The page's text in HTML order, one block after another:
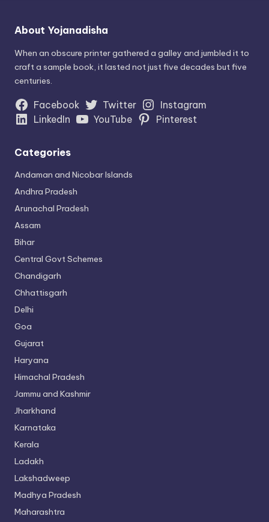
About Yojanadisha
When an obscure printer gathered a galley and jumbled it to
craft a sample book, it lasted not just five decades but five
centuries.
Facebook Twitter
Instagram
LinkedIn
YouTube Pinterest
Categories
Andaman and Nicobar Islands
Andhra Pradesh
Arunachal Pradesh
Assam
Bihar
Central Govt Schemes
Chandigarh
Chhattisgarh
Delhi
Goa
Gujarat
Haryana
Himachal Pradesh
Jammu and Kashmir
Jharkhand
Karnataka
Kerala
Ladakh
Lakshadweep
Madhya Pradesh
Maharashtra